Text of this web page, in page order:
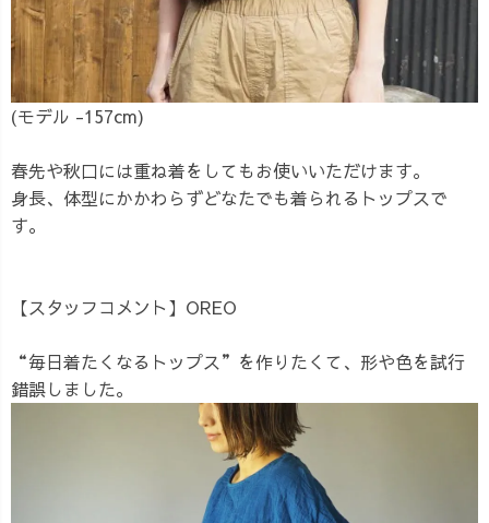
(モデル -157cm)
春先や秋口には重ね着をしてもお使いいただけます。
身長、体型にかかわらずどなたでも着られるトップスで
す。
【スタッフコメント】OREO
“毎日着たくなるトップス”を作りたくて、形や色を試行
錯誤しました。